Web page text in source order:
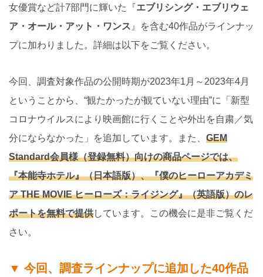
女優賞など計7部門に輝いた『エブリシング・エブリウェ
ア・オール・アット・ワンス 』を含む40作品がラインナッ
プに加わりました。詳細は以下をご覧ください。
今回、調査対象作品の公開時期が2023年1月～2023年4月
ということから、“観たかったが観ていない理由”に「新型
コロナウイルスにより映画館に行くことや外出を自粛／気
分にならなかった」を追加しています。また、 GEM
Standard会員様（登録無料）向けの商品ページでは、
『本能寺ホテル』（日本語版）、『僕のヒーローアカデミ
ア THE MOVIE ヒーローズ：ライジング』（英語版）のレ
ポートを無料で提供しています。この機会に是非ご覧くだ
さい。
▼ 今回、調査ラインナップに追加した40作品